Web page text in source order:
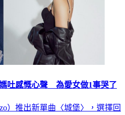
吐感慨心聲 為愛女做1事哭了
）推出新單曲〈城堡〉，選擇回